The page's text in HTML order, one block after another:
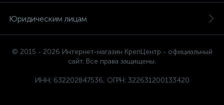
Юридическим лицам
© 2015 - 2026 Интернет-магазин КрепЦентр - официальный
сайт. Все права защищены.
ИНН: 632202847536, ОГРН: 322631200133420